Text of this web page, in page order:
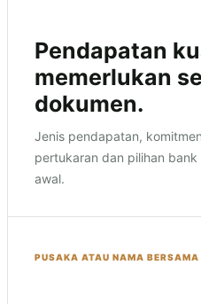
Pendapatan
memerlukan
dokumen.
Jenis pendapatan,
pertukaran dan pilihan
awal.
PUSAKA ATAU NAMA BERSAMA